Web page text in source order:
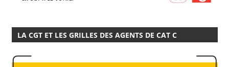
LA CGT ET LES GRILLES DES AGENTS DE CAT C